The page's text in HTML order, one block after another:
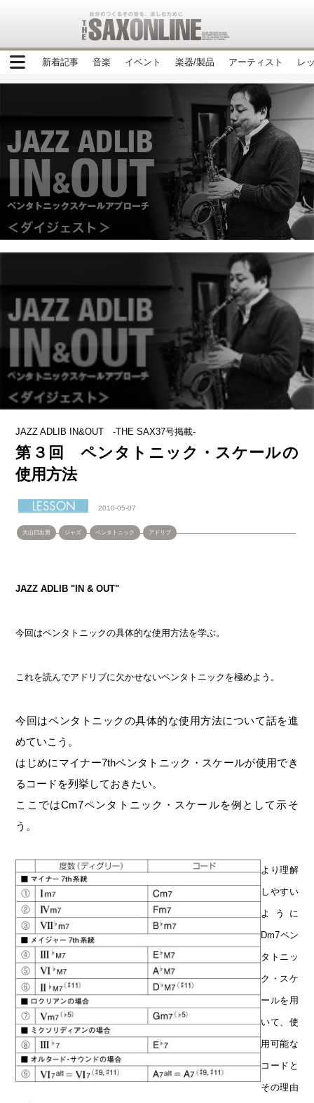
新着記事 音楽 イベント 楽器/製品 アーティスト レ
JAZZ ADLIB IN&OUT -THE SAX37号掲載-
第３回 ペンタトニック・スケールの
使用方法
2010-05-07
大山日出男 ジャズ ペンタトニック アドリブ
JAZZ ADLIB "IN & OUT"
今回はペンタトニックの具体的な使用方法を学ぶ。
これを読んでアドリブに欠かせないペンタトニックを極めよう。
今回はペンタトニックの具体的な使用方法について話を進
めていこう。
はじめにマイナー7thペンタトニック・スケールが使用でき
るコードを列挙しておきたい。
ここではCm7ペンタトニック・スケールを例として示そ
う。
より理解
しやすい
ように
Dm7ペン
タトニッ
ク・スケ
ールを用
いて、使
用可能な
コードと
その理由